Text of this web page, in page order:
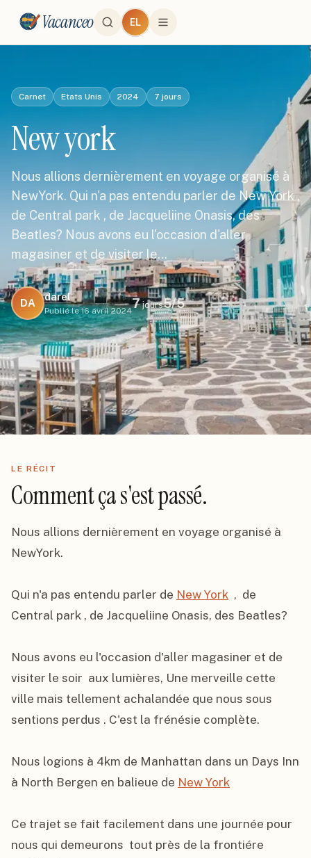
Vacanceo EL
Carnet Etats Unis 2024 7 jours
New york
Nous allions dernièrement en voyage organisé à
NewYork. Qui n'a pas entendu parler de New York ,
de Central park , de Jacqueliine Onasis, des
Beatles? Nous avons eu l'occasion d'aller
magasiner et de visiter le…
DA
darel
Publié le 16 avril 2024
7jours5/5
LE RÉCIT
Comment ça s'est passé.
Nous allions dernièrement en voyage organisé à
NewYork.
Qui n'a pas entendu parler de New York
  ,  de
Central park , de Jacqueliine Onasis, des Beatles?
Nous avons eu l'occasion d'aller magasiner et de
visiter le soir  aux lumières, Une merveille cette
ville mais tellement achalandée que nous sous
sentions perdus . C'est la frénésie complète.
Nous logions à 4km de Manhattan dans un Days Inn
à North Bergen en balieue de New York
Ce trajet se fait facilement dans une journée pour
nous qui demeurons  tout près de la frontiére